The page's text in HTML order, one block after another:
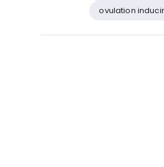
ovulation